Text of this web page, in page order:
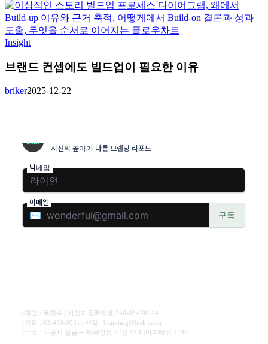
Insight
브랜드 컨셉에도 빌드업이 필요한 이유
briker2025-12-22
| 대표 : 우현수 | 사업자등록번호 350-03-008-14
| 전화 : 02-430-0531 | 메일 : branding@brik.co.kr
| 주소 : 서울시 강남구 테헤란로 82길 15 디아이타워 1293